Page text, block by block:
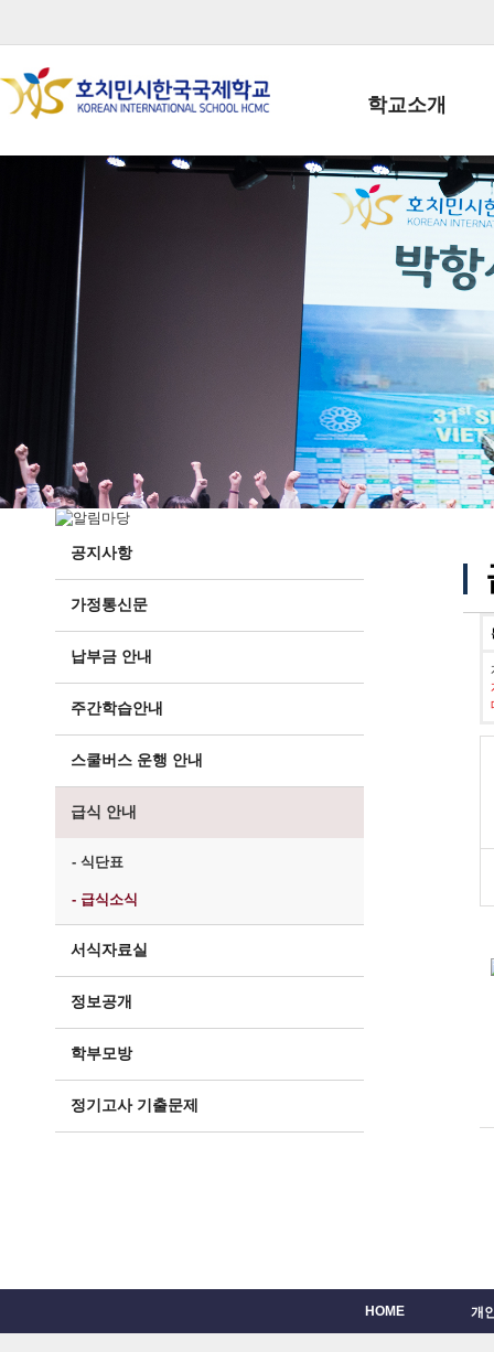
학교소개
학교장인사말
학생회장인사말
학교상징
학교 CI
교직원현황
학생현황
위치/전화
전경사진
공지사항
가정통신문
납부금 안내
주간학습안내
스쿨버스 운행 안내
급식 안내
- 식단표
- 급식소식
서식자료실
정보공개
학부모방
정기고사 기출문제
HOME 개